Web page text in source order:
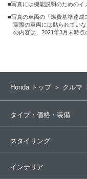
■写真には機能説明のためのイ
■写真の車両の「燃費基準達成
実際の車両には貼られてい
の内容は、2021年3月末時点
Honda トップ クルマ
タイプ・価格・装備
タイプ一覧
スタイリング
デザイン・カラー
インテリア